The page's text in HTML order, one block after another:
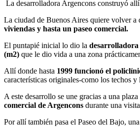
La desarrolladora Argencons construyó
La ciudad de Buenos Aires quiere volver a
viviendas y hasta un paseo comercial.
El puntapié inicial lo dio la desarrolladora
(m2) que le dio vida a una zona
Allí donde hasta 1999 funcionó el
características originales-como los techos
A este desarrollo se une gracias a una
comercial de Argencons durante una
Por allí también pasa el Paseo del Bajo,